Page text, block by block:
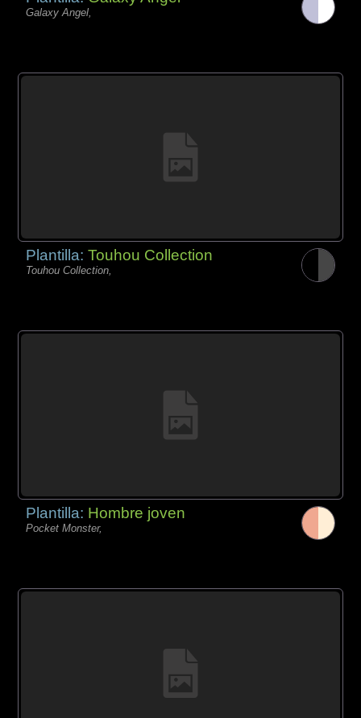
Galaxy Angel,
Plantilla:Touhou Collection
Touhou Collection,
Plantilla: Hombre joven
Pocket Monster,